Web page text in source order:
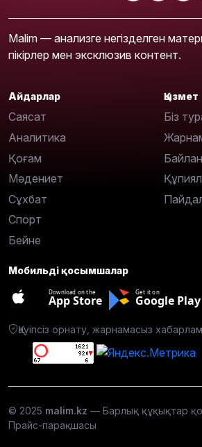
Malim — анализге негізделген
пікірлер мен эксклюзив контент.
Айдарлар
Саясат
Аналитика
Қоғам
Мәдениет
Сұхбат
Спорт
Бейне
Қызмет
Біз
Мобильді қосымшалар
Download on the
App Store
Get it on
Google Play
Қауіпсіз орнату, жарнамасыз
© 2025 malim.kz — Барлық құқықтар
Прайс-парақшасы